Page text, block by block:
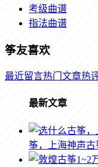
考级曲谱
指法曲谱
筝友喜欢
最近留言热门文章热
最新文章
筝，上海神声古